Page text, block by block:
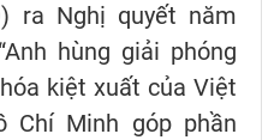
ra Nghị quyết năm
hùng giải phóng
kiệt xuất của Việt
Chí Minh góp phần